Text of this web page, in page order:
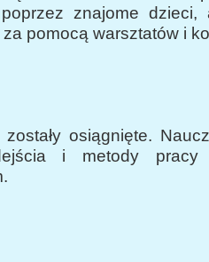
znajome
za pomocą warsztatów i
osiągnięte.
i metody pracy